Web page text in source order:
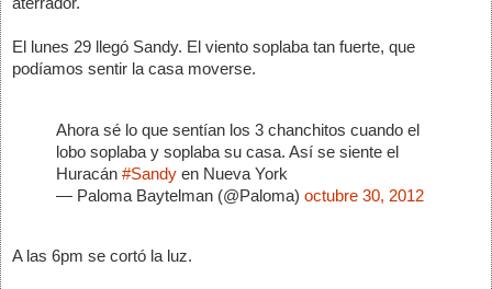
El lunes 29 llegó Sandy. El viento soplaba tan fuerte, que
podíamos sentir la casa moverse.
Ahora sé lo que sentían los 3 chanchitos cuando el
lobo soplaba y soplaba su casa. Así se siente el
Huracán #Sandy en Nueva York
— Paloma Baytelman (@Paloma) octubre 30, 2012
A las 6pm se cortó la luz.